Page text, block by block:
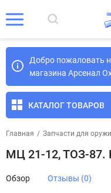
Добро пожаловать
магазина Арсенал
КАТАЛОГ ТОВАРОВ
Главная / Запчасти для
МЦ 21-12, ТОЗ-87.
Обзор Отзывы (0)